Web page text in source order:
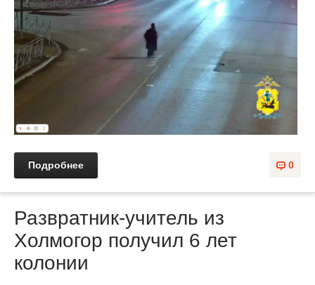
0
Подробнее
Развратник-учитель из
Холмогор получил 6 лет
колонии